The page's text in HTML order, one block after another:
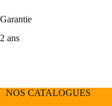
Garantie
2 ans
NOS CATALOGUES